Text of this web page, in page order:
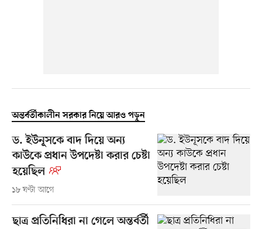
অন্তর্বর্তীকালীন সরকার নিয়ে আরও পড়ুন
ড. ইউনূসকে বাদ দিয়ে অন্য
কাউকে প্রধান উপদেষ্টা করার চেষ্টা
হয়েছিল
১৮ ঘণ্টা আগে
ছাত্র প্রতিনিধিরা না গেলে অন্তর্বর্তী